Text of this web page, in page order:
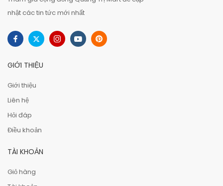
nhật các tin tức mới nhất
GIỚI THIỆU
Giới thiệu
Liên hệ
Hỏi đáp
Điều khoản
TÀI KHOẢN
Giỏ hàng